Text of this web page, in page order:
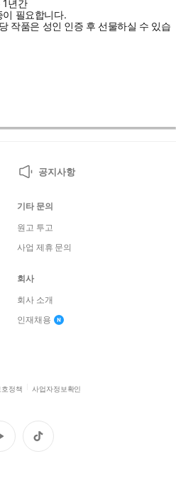
1년간
이 필요합니다.
작품은 성인 인증 후 선물하실 수 있습
공지사항
기타 문의
원고 투고
사업 제휴 문의
회사
회사 소개
인재채용
호정책 사업자정보확인
튜
틱
톡